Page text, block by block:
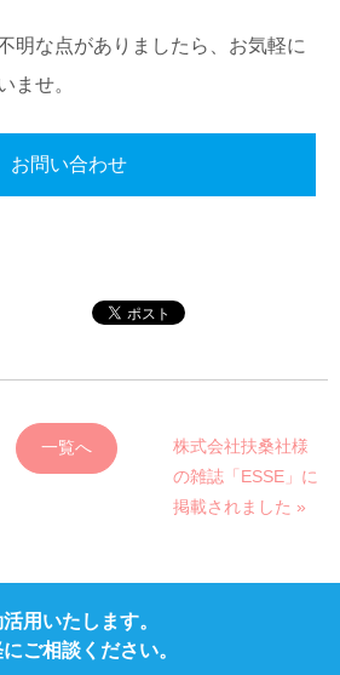
明な点がありましたら、お気軽に
ませ。
お問い合わせ
一覧へ
株式会社扶桑社様
の雑誌「ESSE」に
掲載されました »
用いたします。
ご相談ください。